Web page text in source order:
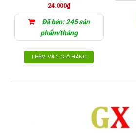
24.000₫
Đã bán: 245 sản
phẩm/tháng
THÊM VÀO GIỎ HÀNG